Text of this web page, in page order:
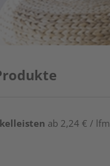
ab 2,24 € / lfm